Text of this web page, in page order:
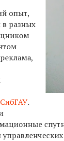
опыт,
в разных
СибГАУ.